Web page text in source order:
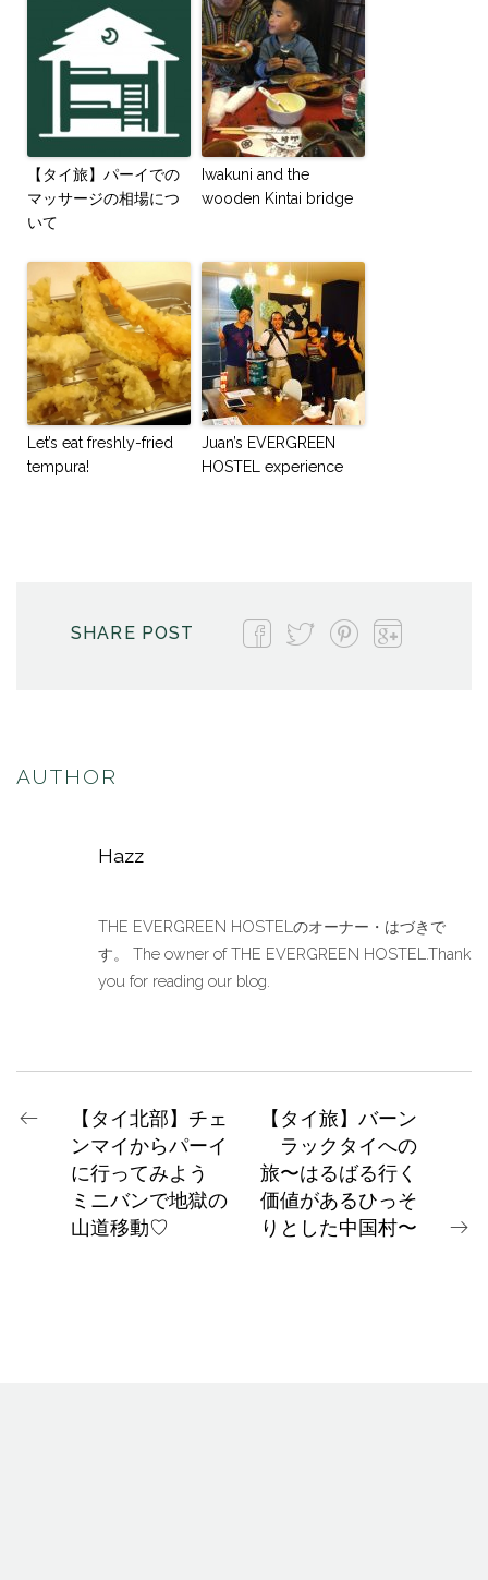
【タイ旅】パーイでの
マッサージの相場につ
いて
Iwakuni and the
wooden Kintai bridge
Let’s eat freshly-fried
tempura!
Juan’s EVERGREEN
HOSTEL experience
SHARE POST
AUTHOR
Hazz
THE EVERGREEN HOSTELのオーナー・はづきで
す。 The owner of THE EVERGREEN HOSTEL.Thank
you for reading our blog.
【タイ北部】チェ
ンマイからパーイ
に行ってみよう
ミニバンで地獄の
山道移動♡
【タイ旅】バーン
ラックタイへの
旅〜はるばる行く
価値があるひっそ
りとした中国村〜